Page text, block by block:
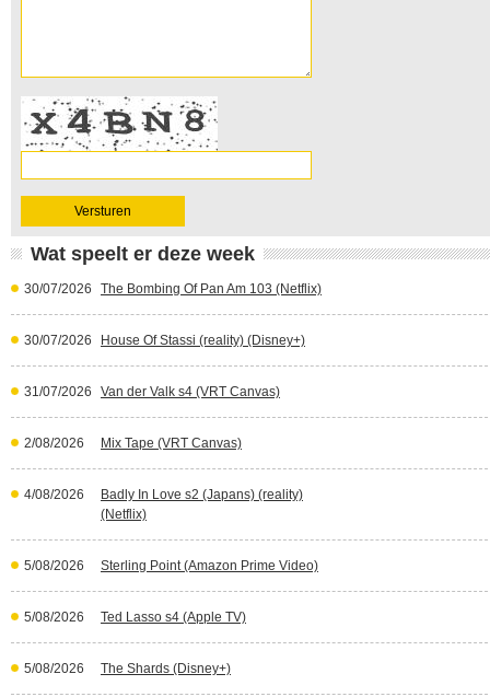
Wat speelt er deze week
30/07/2026 The Bombing Of Pan Am 103 (Netflix)
30/07/2026 House Of Stassi (reality) (Disney+)
31/07/2026 Van der Valk s4 (VRT Canvas)
2/08/2026 Mix Tape (VRT Canvas)
4/08/2026
Badly In Love s2 (Japans) (reality)
(Netflix)
5/08/2026 Sterling Point (Amazon Prime Video)
5/08/2026 Ted Lasso s4 (Apple TV)
5/08/2026 The Shards (Disney+)